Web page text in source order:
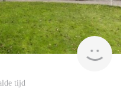
rent
tijd